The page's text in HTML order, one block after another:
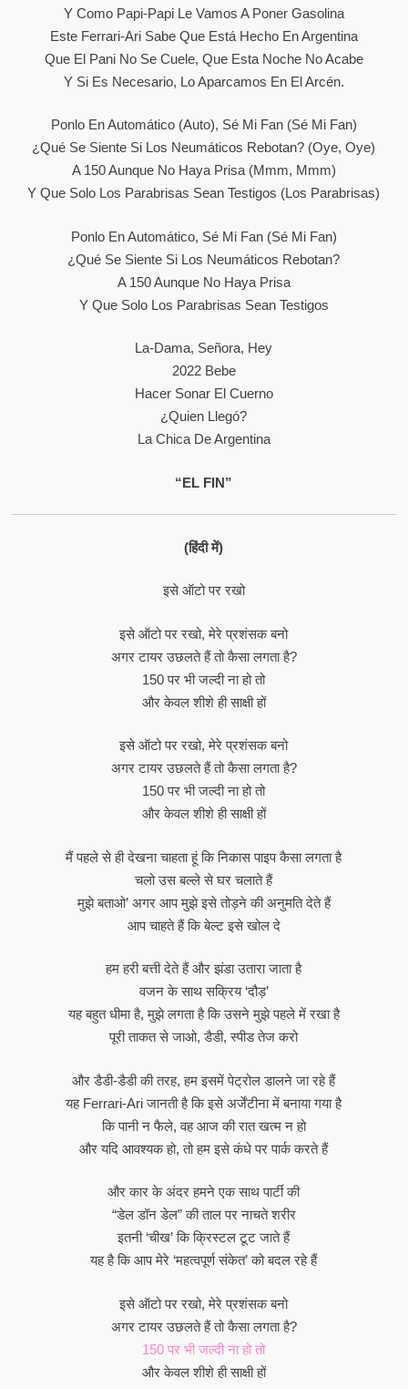
Y Como Papi-Papi Le Vamos A Poner Gasolina
Este Ferrari-Ari Sabe Que Está Hecho En Argentina
Que El Pani No Se Cuele, Que Esta Noche No Acabe
Y Si Es Necesario, Lo Aparcamos En El Arcén.
Ponlo En Automático (Auto), Sé Mi Fan (Sé Mi Fan)
¿Qué Se Siente Si Los Neumáticos Rebotan? (Oye, Oye)
A 150 Aunque No Haya Prisa (Mmm, Mmm)
Y Que Solo Los Parabrisas Sean Testigos (Los Parabrisas)
Ponlo En Automático, Sé Mi Fan (Sé Mi Fan)
¿Qué Se Siente Si Los Neumáticos Rebotan?
A 150 Aunque No Haya Prisa
Y Que Solo Los Parabrisas Sean Testigos
La-Dama, Señora, Hey
2022 Bebe
Hacer Sonar El Cuerno
¿Quien Llegó?
La Chica De Argentina
“EL FIN”
(हिंदी में)
इसे ऑटो पर रखो
इसे ऑटो पर रखो, मेरे प्रशंसक बनो
अगर टायर उछलते हैं तो कैसा लगता है?
150 पर भी जल्दी ना हो तो
और केवल शीशे ही साक्षी हों
इसे ऑटो पर रखो, मेरे प्रशंसक बनो
अगर टायर उछलते हैं तो कैसा लगता है?
150 पर भी जल्दी ना हो तो
और केवल शीशे ही साक्षी हों
मैं पहले से ही देखना चाहता हूं कि निकास पाइप कैसा लगता है
चलो उस बल्ले से घर चलाते हैं
मुझे बताओ’ अगर आप मुझे इसे तोड़ने की अनुमति देते हैं
आप चाहते हैं कि बेल्ट इसे खोल दे
हम हरी बत्ती देते हैं और झंडा उतारा जाता है
वजन के साथ सक्रिय ‘दौड़’
यह बहुत धीमा है, मुझे लगता है कि उसने मुझे पहले में रखा है
पूरी ताकत से जाओ, डैडी, स्पीड तेज करो
और डैडी-डैडी की तरह, हम इसमें पेट्रोल डालने जा रहे हैं
यह Ferrari-Ari जानती है कि इसे अर्जेंटीना में बनाया गया है
कि पानी न फैले, वह आज की रात खत्म न हो
और यदि आवश्यक हो, तो हम इसे कंधे पर पार्क करते हैं
और कार के अंदर हमने एक साथ पार्टी की
“डेल डॉन डेल” की ताल पर नाचते शरीर
इतनी ‘चीख’ कि क्रिस्टल टूट जाते हैं
यह है कि आप मेरे ‘महत्वपूर्ण संकेत’ को बदल रहे हैं
इसे ऑटो पर रखो, मेरे प्रशंसक बनो
अगर टायर उछलते हैं तो कैसा लगता है?
150 पर भी जल्दी ना हो तो
और केवल शीशे ही साक्षी हों